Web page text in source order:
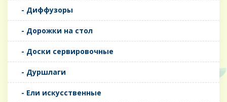
- Диффузоры
- Дорожки на стол
- Доски сервировочные
- Дуршлаги
- Ели искусственные